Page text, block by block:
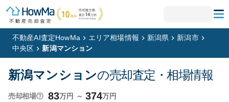
不動産AI査定HowMa エリア相場情報 新潟県
新潟市
中央区
新潟マンション
新潟マンションの売却査定・相場情報
売却相場 83万円 ～ 374万円